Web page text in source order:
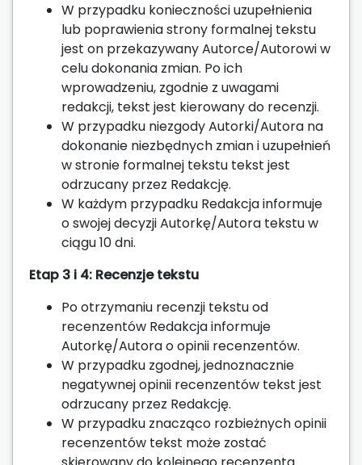
W przypadku konieczności uzupełnienia
lub poprawienia strony formalnej tekstu
jest on przekazywany Autorce/Autorowi w
celu dokonania zmian. Po ich
wprowadzeniu, zgodnie z uwagami
redakcji, tekst jest kierowany do recenzji.
W przypadku niezgody Autorki/Autora na
dokonanie niezbędnych zmian i uzupełnień
w stronie formalnej tekstu tekst jest
odrzucany przez Redakcję.
W każdym przypadku Redakcja informuje
o swojej decyzji Autorkę/Autora tekstu w
ciągu 10 dni.
Etap 3 i 4: Recenzje tekstu
Po otrzymaniu recenzji tekstu od
recenzentów Redakcja informuje
Autorkę/Autora o opinii recenzentów.
W przypadku zgodnej, jednoznacznie
negatywnej opinii recenzentów tekst jest
odrzucany przez Redakcję.
W przypadku znacząco rozbieżnych opinii
recenzentów tekst może zostać